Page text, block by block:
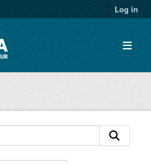
Log in